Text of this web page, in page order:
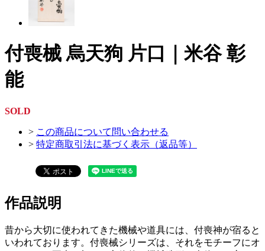
付喪械 烏天狗 片口｜米谷 彰
能
SOLD
> この商品について問い合わせる
> 特定商取引法に基づく表示（返品等）
作品説明
昔から大切に使われてきた機械や道具には、付喪神が宿ると
いわれております。付喪械シリーズは、それをモチーフにオ